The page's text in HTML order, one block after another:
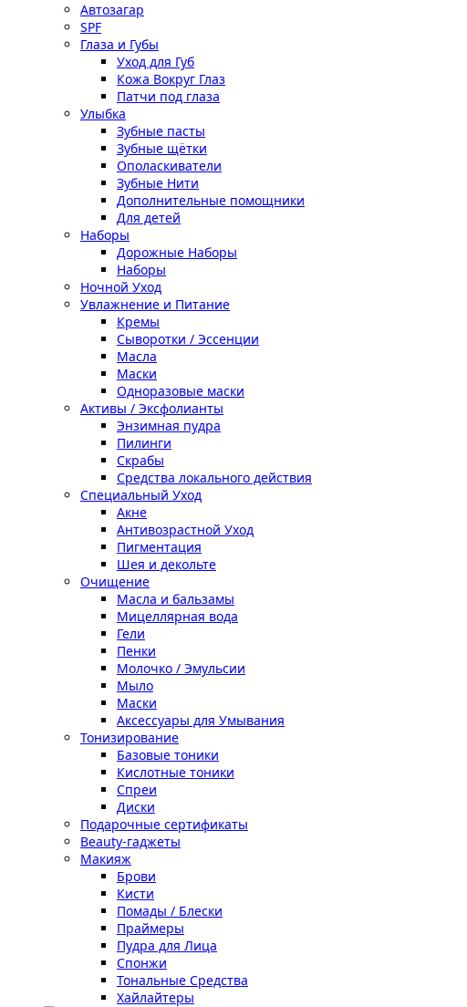
Автозагар
SPF
Глаза и Губы
Уход для Губ
Кожа Вокруг Глаз
Патчи под глаза
Улыбка
Зубные пасты
Зубные щётки
Ополаскиватели
Зубные Нити
Дополнительные помощники
Для детей
Наборы
Дорожные Наборы
Наборы
Ночной Уход
Увлажнение и Питание
Кремы
Сыворотки / Эссенции
Масла
Маски
Одноразовые маски
Активы / Эксфолианты
Энзимная пудра
Пилинги
Скрабы
Средства локального действия
Специальный Уход
Акне
Антивозрастной Уход
Пигментация
Шея и декольте
Очищение
Масла и бальзамы
Мицеллярная вода
Гели
Пенки
Молочко / Эмульсии
Мыло
Маски
Аксессуары для Умывания
Тонизирование
Базовые тоники
Кислотные тоники
Спреи
Диски
Подарочные сертификаты
Beauty-гаджеты
Макияж
Брови
Кисти
Помады / Блески
Праймеры
Пудра для Лица
Спонжи
Тональные Средства
Хайлайтеры